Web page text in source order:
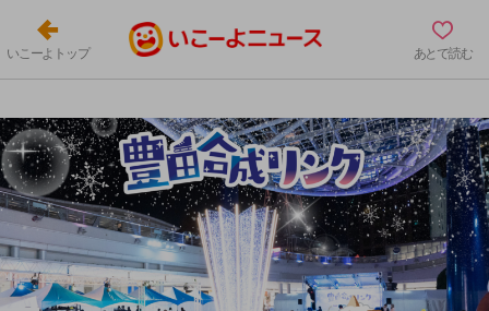
いこーよトップ あとで読む